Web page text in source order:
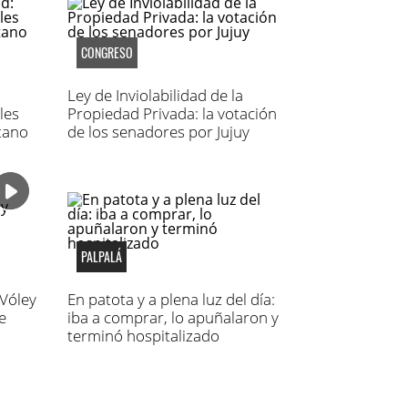
CONGRESO
Ley de Inviolabilidad de la
Propiedad Privada: la votación
de los senadores por Jujuy
PALPALÁ
En patota y a plena luz del día:
iba a comprar, lo apuñalaron y
terminó hospitalizado